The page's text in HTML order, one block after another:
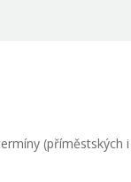
(příměstských